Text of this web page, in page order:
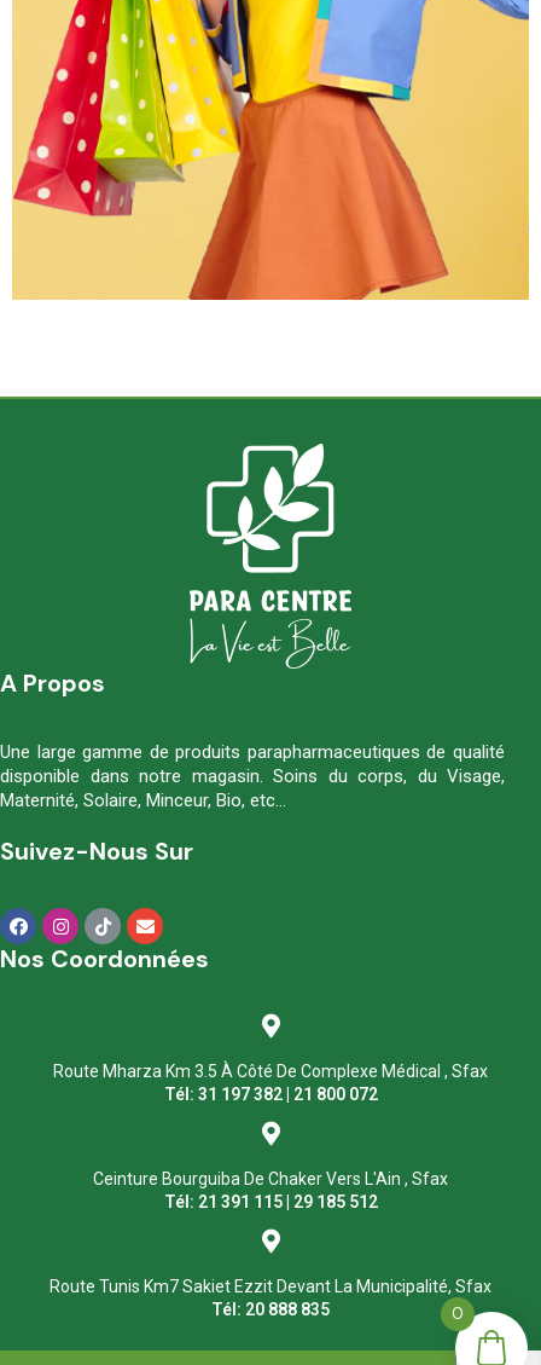
A Propos
Une large gamme de produits parapharmaceutiques de qualité
disponible dans notre magasin. Soins du corps, du Visage,
Maternité, Solaire, Minceur, Bio, etc…
Suivez-Nous Sur
Nos Coordonnées
Route Mharza Km 3.5 À Côté De Complexe Médical , Sfax
Tél: 31 197 382 | 21 800 072
Ceinture Bourguiba De Chaker Vers L'Ain , Sfax
Tél: 21 391 115 | 29 185 512
Route Tunis Km7 Sakiet Ezzit Devant La Municipalité, Sfax
Tél: 20 888 835
0